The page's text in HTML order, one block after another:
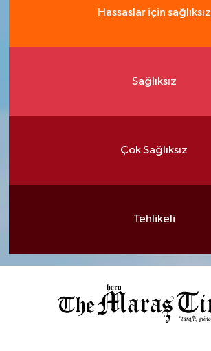
Hassaslar için sağlıksız
Sağlıksız
Çok Sağlıksız
Tehlikeli